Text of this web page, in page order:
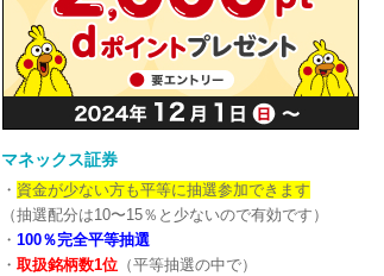
マネックス証券
・ 資金が少ない方も平等に抽選参加できます
（抽選配分は10〜15％と少ないので有効です）
・ 100％完全平等抽選
・ 取扱銘柄数1位 （平等抽選の中で）